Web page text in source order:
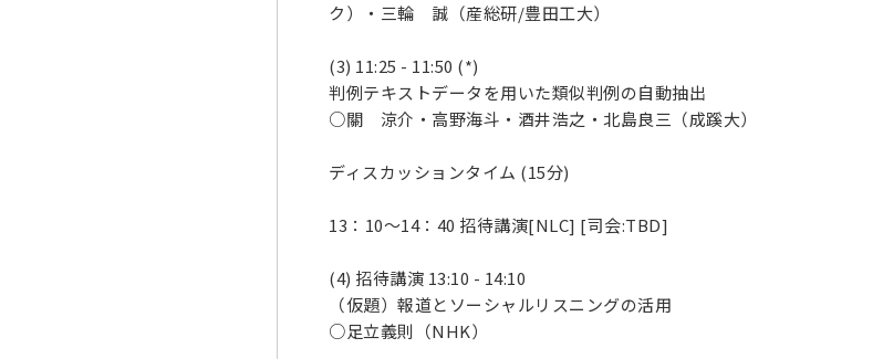
ク）・三輪 誠（産総研/豊田工大）
(3) 11:25 - 11:50 (*)
判例テキストデータを用いた類似判例の自動抽出
○關 涼介・高野海斗・酒井浩之・北島良三（成蹊大）
ディスカッションタイム (15分)
13：10～14：40 招待講演[NLC] [司会:TBD]
(4) 招待講演 13:10 - 14:10
（仮題）報道とソーシャルリスニングの活用
○足立義則（NHK）